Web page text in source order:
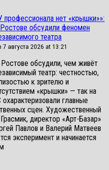
профессионала нет «крышки»»:
обсудили феномен
театра
7 августа 2026 at 13:21
обсудили, чем живёт
театр: честностью,
к зрителю и
«крышки» — так на
главные
сцен. Художественный
директор «Арт-Базар»
Павлов и Валерий Матвеев
эксперимент и начинается